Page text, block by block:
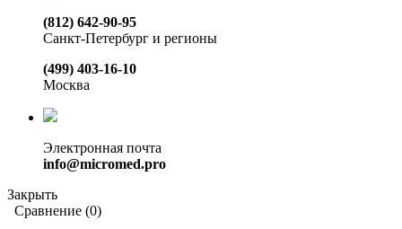
(812) 642-90-95
Санкт-Петербург и регионы
(499) 403-16-10
Москва
Электронная почта
info@micromed.pro
Закрыть
Сравнение (0)